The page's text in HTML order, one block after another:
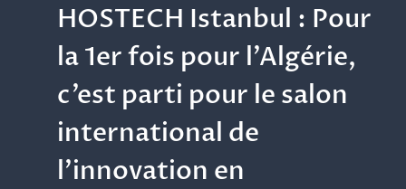
HOSTECH Istanbul : Pour
la 1er fois pour l’Algérie,
c’est parti pour le salon
international de
l’innovation en